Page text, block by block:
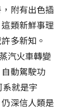
附有出色插
類新鮮事理
多新知。
汽火車轉變
動駕駛功
就是宇
深信人類是